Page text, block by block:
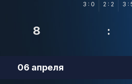
3 : 0 2 : 2 3 :
8 :
06 апреля